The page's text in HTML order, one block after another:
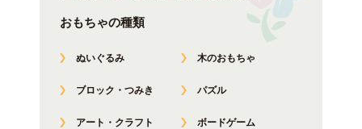
おもちゃの種類
ぬいぐるみ 木のおもちゃ
ブロック・つみき パズル
アート・クラフト ボードゲーム